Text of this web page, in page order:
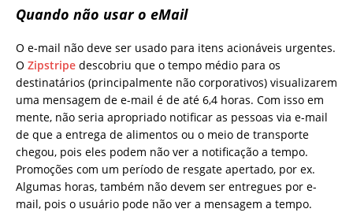
Quando não usar o eMail
O e-mail não deve ser usado para itens acionáveis ​​urgentes.
O Zipstripe descobriu que o tempo médio para os
destinatários (principalmente não corporativos) visualizarem
uma mensagem de e-mail é de até 6,4 horas. Com isso em
mente, não seria apropriado notificar as pessoas via e-mail
de que a entrega de alimentos ou o meio de transporte
chegou, pois eles podem não ver a notificação a tempo.
Promoções com um período de resgate apertado, por ex.
Algumas horas, também não devem ser entregues por e-
mail, pois o usuário pode não ver a mensagem a tempo.